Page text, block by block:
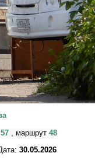
, маршрут 48
30.05.2026